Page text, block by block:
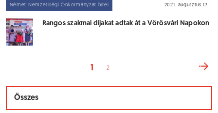
Német Nemzetiségi Önkormányzat hírei 2021. augusztus 17.
Rangos szakmai díjakat adtak át a Vörösvári Napokon
1 2
Összes